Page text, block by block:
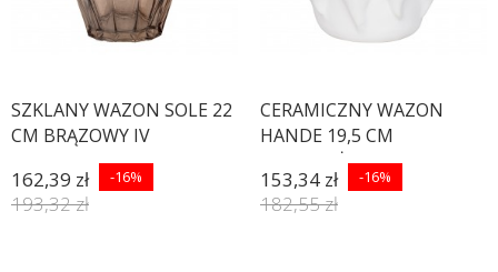
SZKLANY WAZON SOLE 22
CM BRĄZOWY IV
162,39 zł -16%
193,32 zł
CERAMICZNY WAZON
HANDE 19,5 CM
JASNOBEŻOWY II
153,34 zł -16%
182,55 zł